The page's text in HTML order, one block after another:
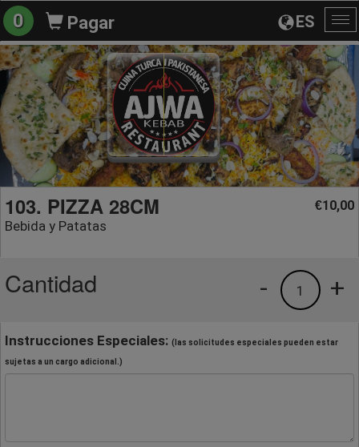
ES
0 Pagar
103. PIZZA 28CM
Bebida y Patatas
€10,00
Cantidad +
1
-
Instrucciones Especiales: (las solicitudes especiales pueden estar
sujetas a un cargo adicional.)